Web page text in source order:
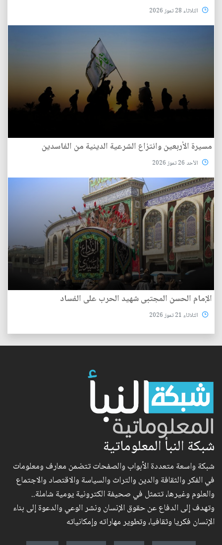
الثلاثاء 28 تموز 2026
مسيرة الأربعين وانتزاع الشرعية الدينية من الفاسدين
الأحد 26 تموز 2026
الإمام الحسن المجتبى شهيد الحرب على الفساد
الثلاثاء 21 تموز 2026
شبكة النبأ المعلوماتية
شبكة واسعة متعددة الأبواب والصفحات تتضمن معارف ومعلومات
في الفكر والثقافة والدين والتراث والسياسة والاقتصاد والاجتماع
والعلوم وغيرها، تتمثل في صحيفة الكترونية يومية شاملة..
وتهدف إلى الدفاع عن حقوق الإنسان ونشر الوعي والدعوة إلى بناء
الإنسان فكريا وثقافيا، وتطوير مهاراته وإمكانياته